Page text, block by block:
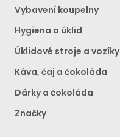
Vybavení koupelny
Hygiena a úklid
Úklidové stroje a vozíky
Káva, čaj a čokoláda
Dárky a čokoláda
Značky